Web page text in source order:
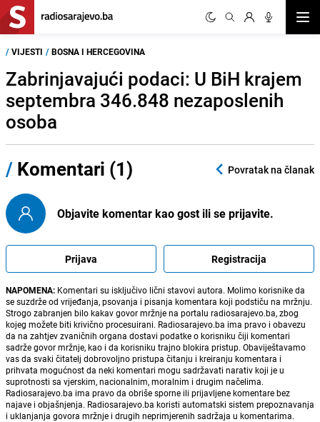
/ VIJESTI / BOSNA I HERCEGOVINA
Zabrinjavajući podaci: U BiH krajem
septembra 346.848 nezaposlenih
osoba
/ Komentari (1) Povratak na članak
Objavite komentar kao gost ili se prijavite.
Prijava Registracija
NAPOMENA: Komentari su isključivo lični stavovi autora. Molimo korisnike da
se suzdrže od vrijeđanja, psovanja i pisanja komentara koji podstiču na mržnju.
Strogo zabranjen bilo kakav govor mržnje na portalu radiosarajevo.ba, zbog
kojeg možete biti krivično procesuirani. Radiosarajevo.ba ima pravo i obavezu
da na zahtjev zvaničnih organa dostavi podatke o korisniku čiji komentari
sadrže govor mržnje, kao i da korisniku trajno blokira pristup. Obaviještavamo
vas da svaki čitatelj dobrovoljno pristupa čitanju i kreiranju komentara i
prihvata mogućnost da neki komentari mogu sadržavati narativ koji je u
suprotnosti sa vjerskim, nacionalnim, moralnim i drugim načelima.
Radiosarajevo.ba ima pravo da obriše sporne ili prijavljene komentare bez
najave i objašnjenja. Radiosarajevo.ba koristi automatski sistem prepoznavanja
i uklanjanja govora mržnje i drugih neprimjerenih sadržaja u komentarima.